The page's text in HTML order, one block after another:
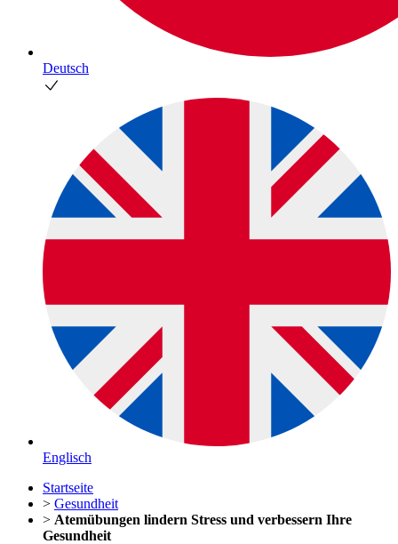
Deutsch
Englisch
Startseite
> Gesundheit
> Atemübungen lindern Stress und verbessern Ihre
Gesundheit